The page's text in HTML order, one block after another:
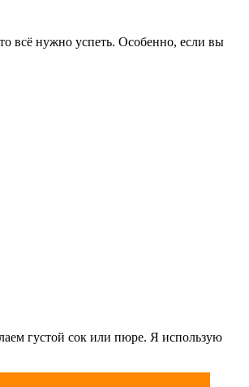
всё нужно успеть. Особенно, если вы
густой сок или пюре. Я использую